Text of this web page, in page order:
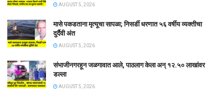
AUGUST 5, 2026
मासे पकडताना मृत्यूचा सापळा; निसर्डी धरणात ५६ वर्षीय व्यक्तीचा
दुर्दैवी अंत
AUGUST 5, 2026
संभाजीनगरहून जळगावात आले, पाठलाग केला अन् १२.५० लाखांवर
डल्ला
AUGUST 5, 2026